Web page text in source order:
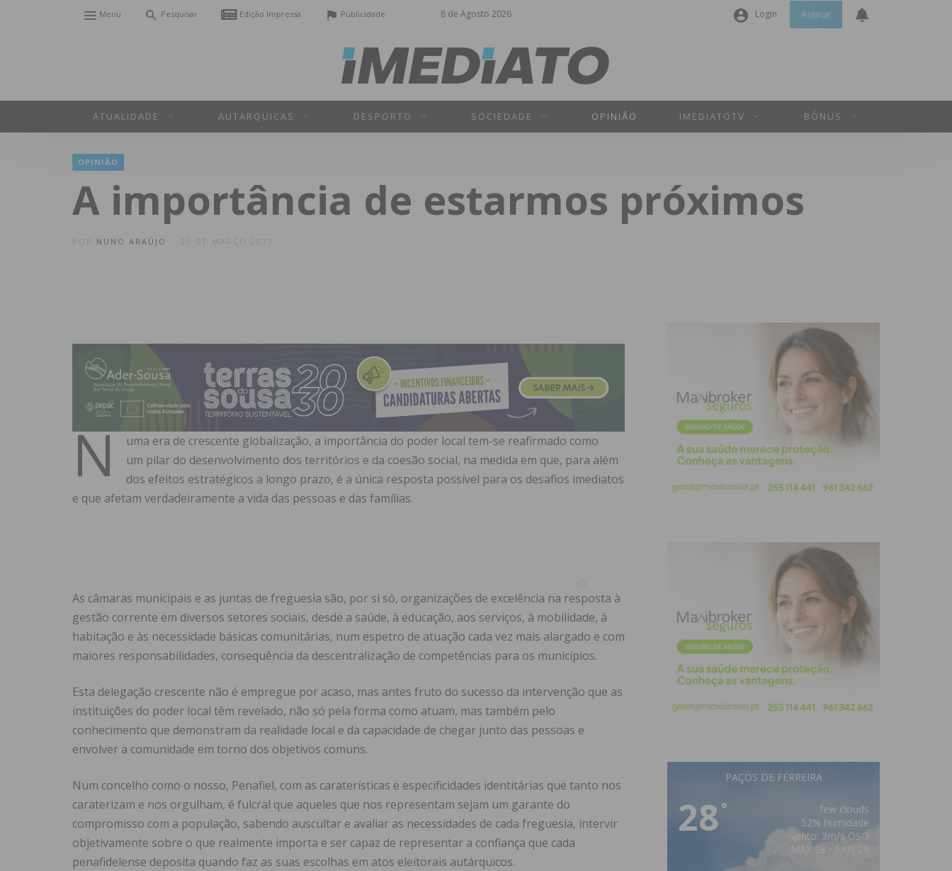
8 de Agosto 2026
Menu Pesquisar Edição Impressa Publicidade Login
Senha
INICIAR SESSÃO
Assinar
ATUALIDADE AUTÁRQUICAS DESPORTO SOCIEDADE OPINIÃO IMEDIATOTV BÓNUS
OPINIÃO
A importância de estarmos próximos
NUNO ARAÚJO 25 DE MARÇO 2023
N
uma era de crescente globalização, a importância do poder local tem-se reafirmado como
um pilar do desenvolvimento dos territórios e da coesão social, na medida em que, para além
dos efeitos estratégicos a longo prazo, é a única resposta possível para os desafios imediatos
e que afetam verdadeiramente a vida das pessoas e das famílias.
As câmaras municipais e as juntas de freguesia são, por si só, organizações de excelência na resposta à
gestão corrente em diversos setores sociais, desde a saúde, à educação, aos serviços, à mobilidade, à
habitação e às necessidade básicas comunitárias, num espetro de atuação cada vez mais alargado e com
maiores responsabilidades, consequência da descentralização de competências para os municípios.
Esta delegação crescente não é empregue por acaso, mas antes fruto do sucesso da intervenção que as
instituições do poder local têm revelado, não só pela forma como atuam, mas também pelo
conhecimento que demonstram da realidade local e da capacidade de chegar junto das pessoas e
envolver a comunidade em torno dos objetivos comuns.
Num concelho como o nosso, Penafiel, com as caraterísticas e especificidades identitárias que tanto nos
caraterizam e nos orgulham, é fulcral que aqueles que nos representam sejam um garante do
compromisso com a população, sabendo auscultar e avaliar as necessidades de cada freguesia, intervir
objetivamente sobre o que realmente importa e ser capaz de representar a confiança que cada
penafidelense deposita quando faz as suas escolhas em atos eleitorais autárquicos.
PAÇOS DE FERREIRA
28°
few clouds
52% humidade
vento: 3m/s OSO
MAX 28 • MIN 28